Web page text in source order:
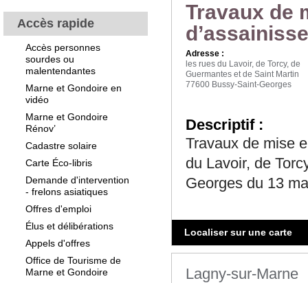
Accès rapide
Accès personnes
sourdes ou
malentendantes
Marne et Gondoire en
vidéo
Marne et Gondoire
Rénov’
Cadastre solaire
Carte Éco-libris
Demande d'intervention
- frelons asiatiques
Offres d'emploi
Élus et délibérations
Appels d'offres
Office de Tourisme de
Marne et Gondoire
Travaux de
Adresse :
les rues du Lavoir, de Torcy, de
Guermantes et de Saint Martin
77600 Bussy-Saint-Georges
Descriptif :
Travaux de mise
du Lavoir, de
Georges du 13
Localiser sur une carte
Lagny-sur-Marne